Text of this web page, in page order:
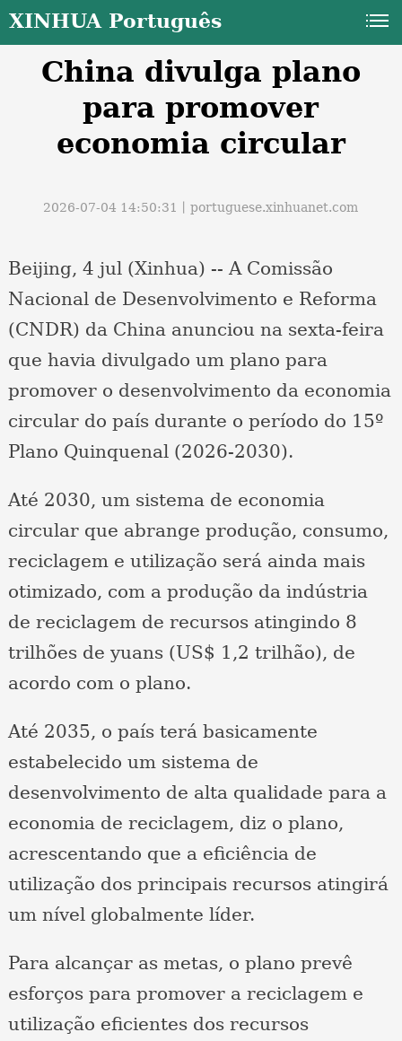
XINHUA Português
China divulga plano
para promover
economia circular
2026-07-04 14:50:31丨portuguese.xinhuanet.com
Beijing, 4 jul (Xinhua) -- A Comissão
Nacional de Desenvolvimento e Reforma
(CNDR) da China anunciou na sexta-feira
que havia divulgado um plano para
promover o desenvolvimento da economia
circular do país durante o período do 15º
Plano Quinquenal (2026-2030).
Até 2030, um sistema de economia
circular que abrange produção, consumo,
reciclagem e utilização será ainda mais
otimizado, com a produção da indústria
de reciclagem de recursos atingindo 8
trilhões de yuans (US$ 1,2 trilhão), de
acordo com o plano.
Até 2035, o país terá basicamente
estabelecido um sistema de
desenvolvimento de alta qualidade para a
economia de reciclagem, diz o plano,
acrescentando que a eficiência de
utilização dos principais recursos atingirá
um nível globalmente líder.
Para alcançar as metas, o plano prevê
esforços para promover a reciclagem e
utilização eficientes dos recursos